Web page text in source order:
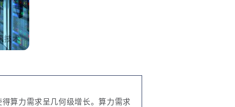
算力需求呈几何级增长。算力需求